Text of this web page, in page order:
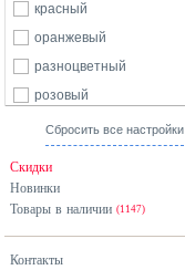
красный
оранжевый
разноцветный
розовый
серый
Сбросить все настройки
Скидки
Новинки
Товары в наличии (1147)
Контакты